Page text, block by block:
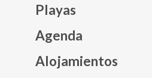
Playas
Agenda
Alojamientos